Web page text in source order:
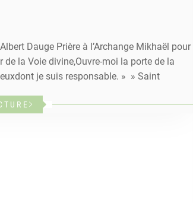
Dauge Prière à l’Archange Mikhaël pour
la Voie divine,Ouvre-moi la porte de la
je suis responsable. » » Saint